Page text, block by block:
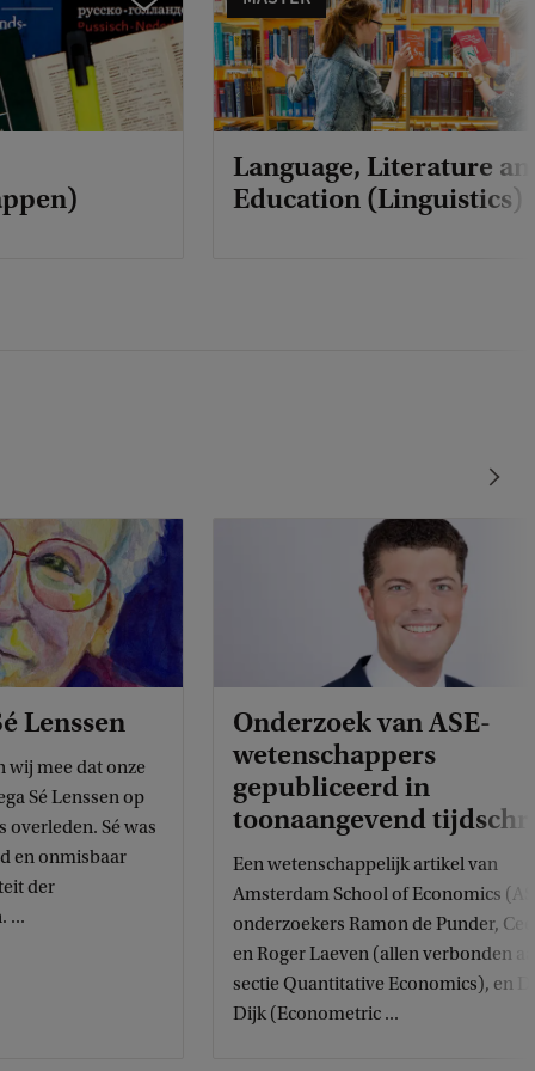
Language, Literature
Education (Linguistics)
Lenssen
wij mee dat onze
Sé Lenssen op
overleden. Sé was
en onmisbaar
der
...
Onderzoek van ASE-
wetenschappers
gepubliceerd in
toonaangevend
Een wetenschappelijk artikel van
Amsterdam School of Economics
onderzoekers Ramon de Punder,
en Roger Laeven (allen verbonden
sectie Quantitative Economics), en
Dijk (Econometric ...